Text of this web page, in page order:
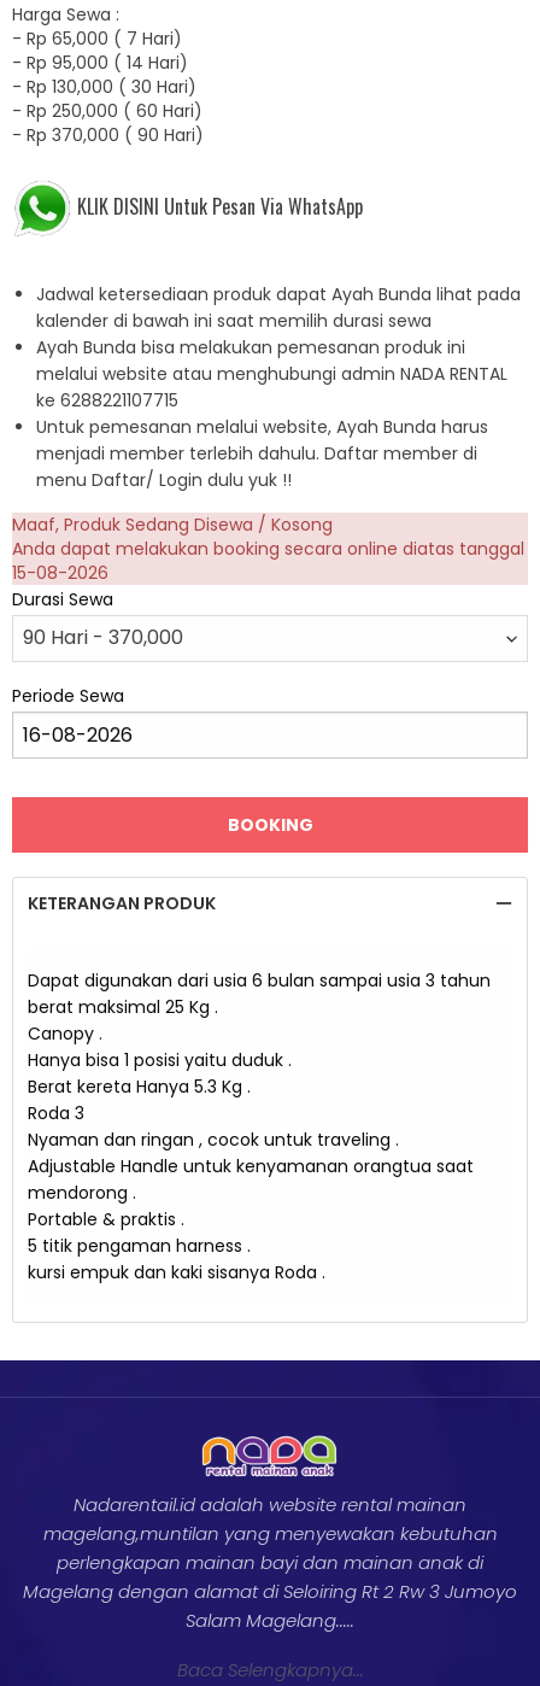
Harga Sewa :
- Rp 65,000 ( 7 Hari)
- Rp 95,000 ( 14 Hari)
- Rp 130,000 ( 30 Hari)
- Rp 250,000 ( 60 Hari)
- Rp 370,000 ( 90 Hari)
KLIK DISINI Untuk Pesan Via WhatsApp
Jadwal ketersediaan produk dapat Ayah Bunda lihat pada
kalender di bawah ini saat memilih durasi sewa
Ayah Bunda bisa melakukan pemesanan produk ini
melalui website atau menghubungi admin NADA RENTAL
ke 6288221107715
Untuk pemesanan melalui website, Ayah Bunda harus
menjadi member terlebih dahulu. Daftar member di
menu Daftar/ Login dulu yuk !!
Maaf, Produk Sedang Disewa / Kosong
Anda dapat melakukan booking secara online diatas tanggal
15-08-2026
Durasi Sewa
Periode Sewa
KETERANGAN PRODUK
Dapat digunakan dari usia 6 bulan sampai usia 3 tahun
berat maksimal 25 Kg .
Canopy .
Hanya bisa 1 posisi yaitu duduk .
Berat kereta Hanya 5.3 Kg .
Roda 3
Nyaman dan ringan , cocok untuk traveling .
Adjustable Handle untuk kenyamanan orangtua saat
mendorong .
Portable & praktis .
5 titik pengaman harness .
kursi empuk dan kaki sisanya Roda .
Nadarentail.id adalah website rental mainan
magelang,muntilan yang menyewakan kebutuhan
perlengkapan mainan bayi dan mainan anak di
Magelang dengan alamat di Seloiring Rt 2 Rw 3 Jumoyo
Salam Magelang.....
Baca Selengkapnya...